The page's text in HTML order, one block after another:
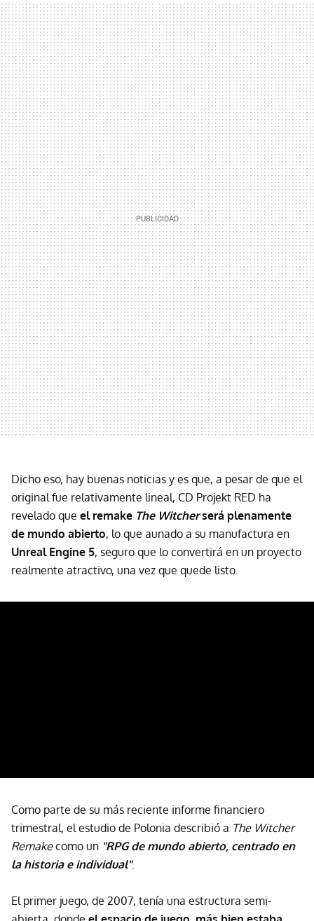
Dicho eso, hay buenas noticias y es que, a pesar de que el
original fue relativamente lineal, CD Projekt RED ha
revelado que el remake The Witcherserá plenamente
de mundo abierto, lo que aunado a su manufactura en
Unreal Engine 5, seguro que lo convertirá en un proyecto
realmente atractivo, una vez que quede listo.
Como parte de su más reciente informe financiero
trimestral, el estudio de Polonia describió a The Witcher
Remakecomo un "RPG de mundo abierto, centrado en
la historia e individual".
El primer juego, de 2007, tenía una estructura semi-